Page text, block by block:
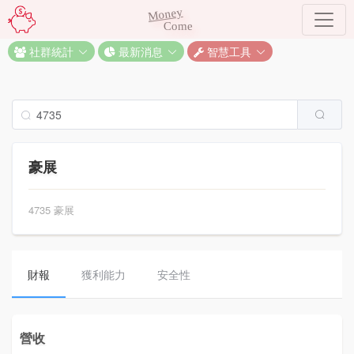
Money
Come
社群統計 最新消息 智慧工具
豪展
4735 豪展
財報 獲利能力 安全性
營收